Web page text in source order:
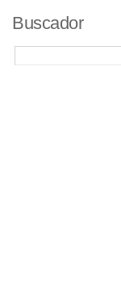
Buscador